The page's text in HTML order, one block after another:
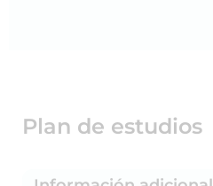
Plan de estudios